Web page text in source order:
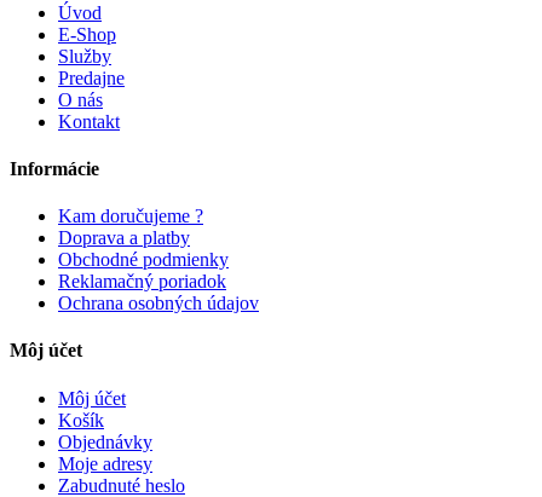
Úvod
E-Shop
Služby
Predajne
O nás
Kontakt
Informácie
Kam doručujeme ?
Doprava a platby
Obchodné podmienky
Reklamačný poriadok
Ochrana osobných údajov
Môj účet
Môj účet
Košík
Objednávky
Moje adresy
Zabudnuté heslo